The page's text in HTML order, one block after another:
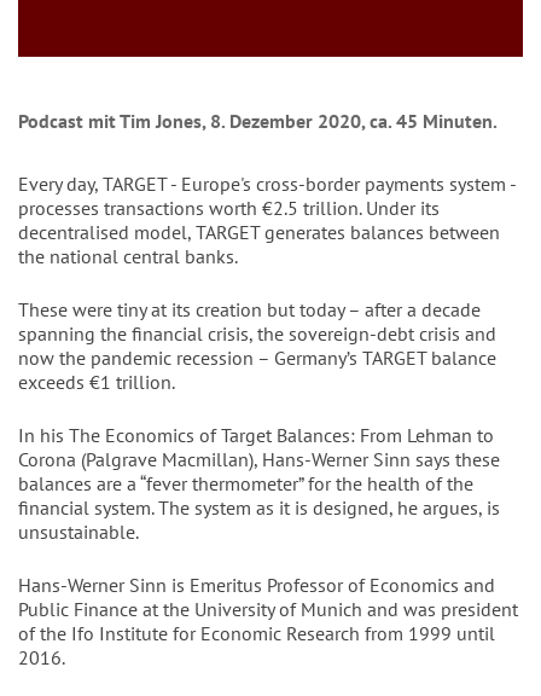
Podcast mit Tim Jones, 8. Dezember 2020, ca. 45 Minuten.
Every day, TARGET - Europe's cross-border payments system -
processes transactions worth €2.5 trillion. Under its
decentralised model, TARGET generates balances between
the national central banks.
These were tiny at its creation but today – after a decade
spanning the financial crisis, the sovereign-debt crisis and
now the pandemic recession – Germany’s TARGET balance
exceeds €1 trillion.
In his The Economics of Target Balances: From Lehman to
Corona (Palgrave Macmillan), Hans-Werner Sinn says these
balances are a “fever thermometer” for the health of the
financial system. The system as it is designed, he argues, is
unsustainable.
Hans-Werner Sinn is Emeritus Professor of Economics and
Public Finance at the University of Munich and was president
of the Ifo Institute for Economic Research from 1999 until
2016.